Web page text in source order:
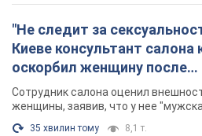
"Не следит за
Киеве консультант салона
оскорбил женщину после
химиотерапии, разгорелся
Фото
Сотрудник салона оценил
женщины, заявив, что у нее
35 хвилин тому 8,1 т.